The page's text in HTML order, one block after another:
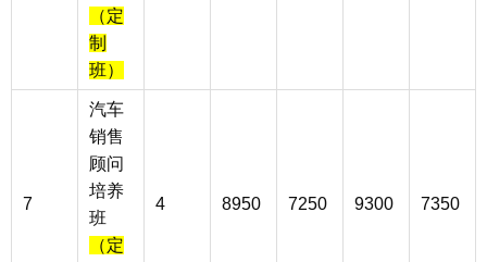
（定
制
班）
7
汽车
销售
顾问
培养
班
（定
4 8950 7250 9300 7350